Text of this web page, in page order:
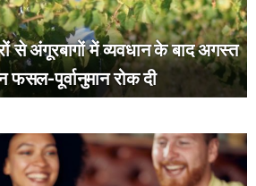
से अंगूरबागों में व्यवधान के बाद अगस्त
फसल-पूर्वानुमान रोक दी